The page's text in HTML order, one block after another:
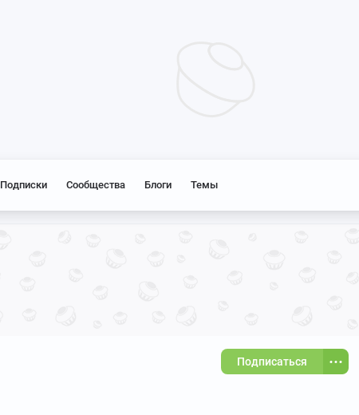
Подписки Сообщества Блоги Темы
Подписаться